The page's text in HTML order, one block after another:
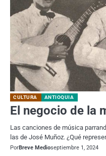
CULTURA ANTIOQUIA
El negocio de la
Las canciones de música
las de José Muñoz. ¿Qué
PorBreve Medioseptiembre 1, 2024